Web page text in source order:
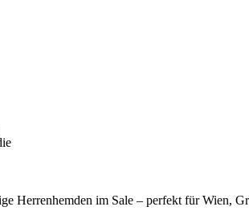
Herrenhemden im Sale – perfekt für Wien,